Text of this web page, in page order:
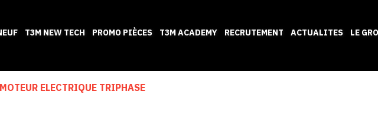
T3M NEW TECH PROMO PIÈCES T3M ACADEMY RECRUTEMENT ACTUALITES LE
MOTEUR ELECTRIQUE TRIPHASE